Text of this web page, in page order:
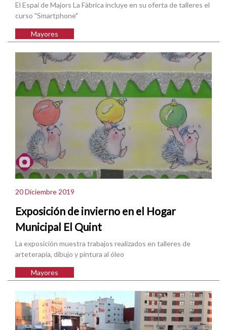
El Espai de Majors La Fàbrica incluye en su oferta de talleres el
curso "Smartphone"
Mayores
20 Diciembre 2019
Exposición de invierno en el Hogar
Municipal El Quint
La exposición muestra trabajos realizados en talleres de
arteterapia, dibujo y pintura al óleo
Mayores